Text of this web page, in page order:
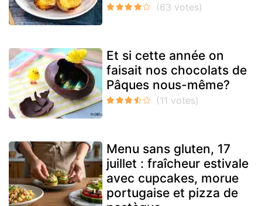
Et si cette année on
faisait nos chocolats de
Pâques nous-même?
Menu sans gluten, 17
juillet : fraîcheur estivale
avec cupcakes, morue
portugaise et pizza de